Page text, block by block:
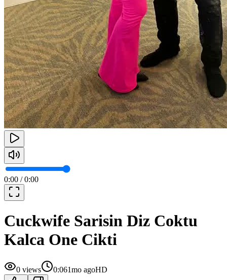
0:00 /0:00
Cuckwife Sarisin Diz Coktu
Kalca One Cikti
0 views 0:061mo agoHD